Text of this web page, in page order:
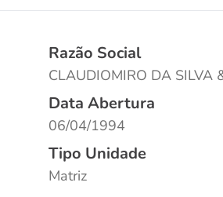
Razão Social
CLAUDIOMIRO DA SILVA
Data Abertura
06/04/1994
Tipo Unidade
Matriz